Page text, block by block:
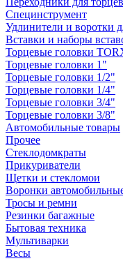
Специнструмент
Удлинители и воротки
Вставки и наборы
Торцевые головки
Торцевые головки 1"
Торцевые головки 1/2"
Торцевые головки 1/4"
Торцевые головки 3/4"
Торцевые головки 3/8"
Автомобильные товары
Прочее
Стеклодомкраты
Прикуриватели
Щетки и стекломои
Воронки
Тросы и ремни
Резинки багажные
Бытовая техника
Мультиварки
Весы